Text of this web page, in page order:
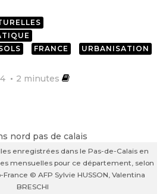
FRANCE URBANISATION
2 minutes
SUR FACEBOOK
SUR LINKEDIN
enregistrées dans le Pas-de-Calais en
mensuelles pour ce département, selon
© AFP Sylvie HUSSON, Valentina
BRESCHI